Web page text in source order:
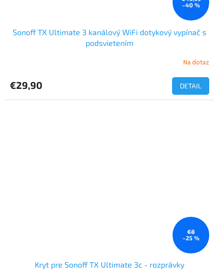
–40 %
Sonoff TX Ultimate 3 kanálový WiFi dotykový vypínač s
podsvietením
Na dotaz
€29,90 DETAIL
€8
–25 %
Kryt pre Sonoff TX Ultimate 3c - rozprávky